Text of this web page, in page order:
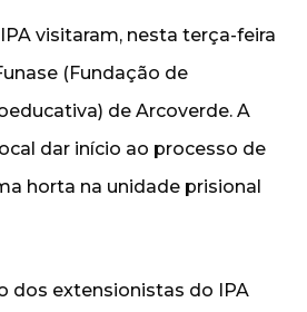
visitaram, nesta terça-feira
(Fundação de
de Arcoverde. A
dar início ao processo de
horta na unidade prisional
dos extensionistas do IPA